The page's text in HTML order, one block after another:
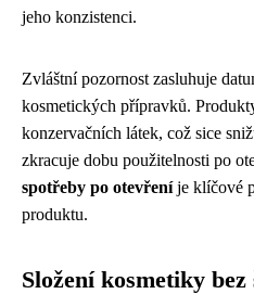
jeho konzistenci.
Zvláštní pozornost zasluhuje
kosmetických přípravků.
konzervačních látek, což sice
zkracuje dobu použitelnosti po
spotřeby po otevřeníje klíčové
produktu.
Složení kosmetiky